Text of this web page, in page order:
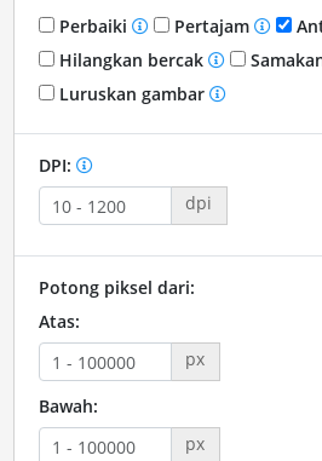
Perbaiki Pertajam
Hilangkan bercak
Luruskan gambar
DPI:
dpi
Potong piksel dari:
Atas:
px
Bawah:
px